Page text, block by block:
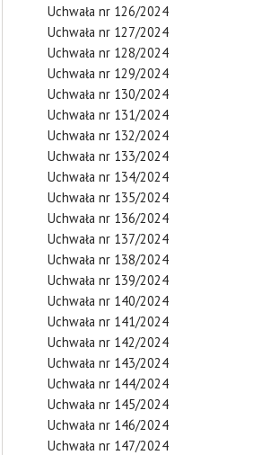
Uchwała nr 126/2024
Uchwała nr 127/2024
Uchwała nr 128/2024
Uchwała nr 129/2024
Uchwała nr 130/2024
Uchwała nr 131/2024
Uchwała nr 132/2024
Uchwała nr 133/2024
Uchwała nr 134/2024
Uchwała nr 135/2024
Uchwała nr 136/2024
Uchwała nr 137/2024
Uchwała nr 138/2024
Uchwała nr 139/2024
Uchwała nr 140/2024
Uchwała nr 141/2024
Uchwała nr 142/2024
Uchwała nr 143/2024
Uchwała nr 144/2024
Uchwała nr 145/2024
Uchwała nr 146/2024
Uchwała nr 147/2024